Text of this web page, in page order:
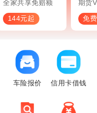
全家共享免赔额
144元起
期货
免
车险报价 信用卡借钱